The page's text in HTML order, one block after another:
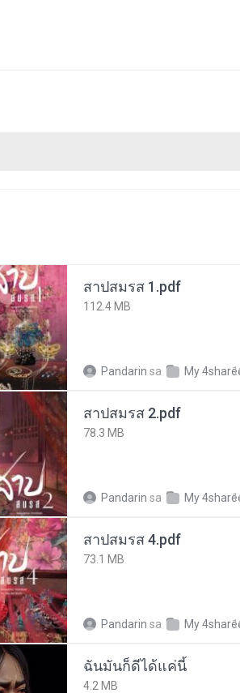
สาปสมรส 1.pdf
112.4 MB
Pandarin sa My
สาปสมรส 2.pdf
78.3 MB
Pandarin sa My
สาปสมรส 4.pdf
73.1 MB
Pandarin sa My
ฉันมันก็ดีได้แค่นี้
4.2 MB